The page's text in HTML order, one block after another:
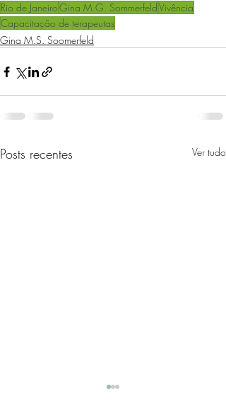
Rio de JaneiroGina M.G. SommerfeldVivência
Capacitação de terapeutas
Gina M.S. Soomerfeld
Posts recentes Ver tudo